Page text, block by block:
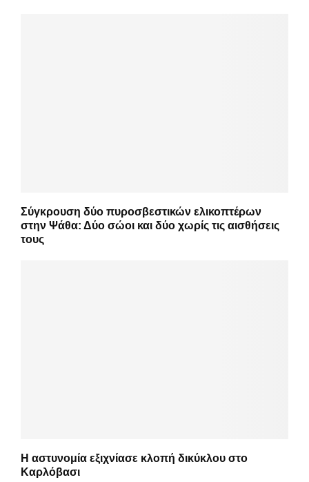
Σύγκρουση δύο πυροσβεστικών ελικοπτέρων
στην Ψάθα: Δύο σώοι και δύο χωρίς τις αισθήσεις
τους
Η αστυνομία εξιχνίασε κλοπή δικύκλου στο
Καρλόβασι